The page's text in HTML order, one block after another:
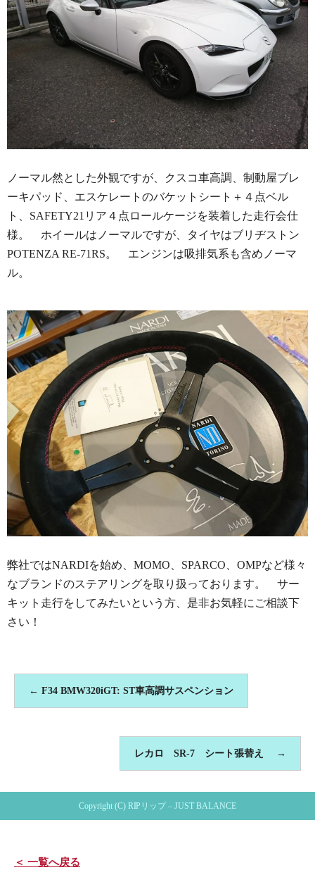
ノーマル然とした外観ですが、クスコ車高調、制動屋ブレ
ーキパッド、エスケレートのバケットシート＋４点ベル
ト、SAFETY21リア４点ロールケージを装着した走行会仕
様。 ホイールはノーマルですが、タイヤはブリヂストン
POTENZA RE-71RS。 エンジンは吸排気系も含めノーマ
ル。
弊社ではNARDIを始め、MOMO、SPARCO、OMPなど様々
なブランドのステアリングを取り扱っております。 サー
キット走行をしてみたいという方、是非お気軽にご相談下
さい！
← F34 BMW320iGT: ST車高調サスペンション
レカロ SR-7 シート張替え →
Copyright (C) RIPリップ – JUST BALANCE
＜ 一覧へ戻る